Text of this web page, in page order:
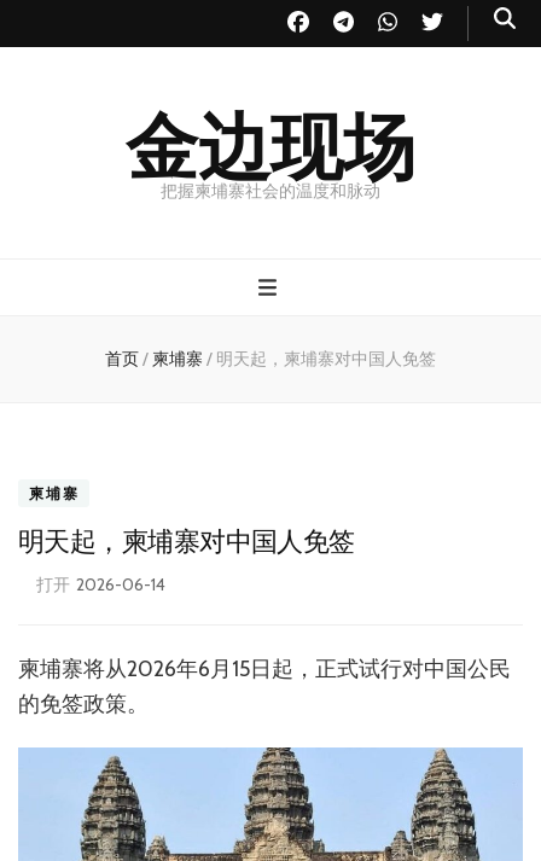
金边现场
把握柬埔寨社会的温度和脉动
首页/ 柬埔寨 / 明天起，柬埔寨对中国人免签
柬埔寨
明天起，柬埔寨对中国人免签
打开 2026-06-14
柬埔寨将从2026年6月15日起，正式试行对中国公民
的免签政策。